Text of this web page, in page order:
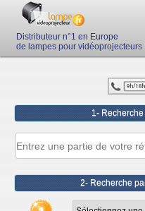
Distributeur n°1 en Europe
de lampes pour vidéoprojecteurs
1-
2- Recherche